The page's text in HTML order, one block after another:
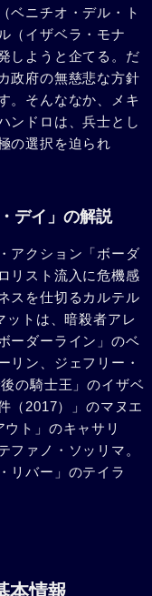
ベニチオ・デル・ト
（イザベラ・モナ
しようと企てる。だ
政府の無慈悲な方針
。そんななか、メキ
ンドロは、兵士とし
の選択を迫られ
デイ」の解説
アクション「ボーダ
リスト流入に危機感
スを仕切るカルテル
ットは、暗殺者アレ
ーダーライン」のベ
リン、ジェフリー・
の騎士王」のイザベ
（2017）」のマヌエ
ト」のキャサリ
ファノ・ソッリマ。
リバー」のテイラ
本情報